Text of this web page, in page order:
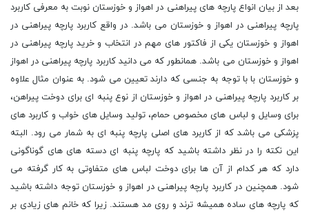
بعد از بیان انواع پارچه های پیراهنی در اهواز و خوزستان نوبت به معرفی کاربرد
پارچه پیراهنی در اهواز و خوزستان می باشد. در واقع کاربرد پارچه پیراهنی در
اهواز و خوزستان یکی از فاکتور های مهم در انتخاب و خرید پارچه پیراهنی در
اهواز و خوزستان می باشد. همانطور که می دانید کاربرد پارچه پیراهنی در اهواز
و خوزستان با با توجه به جنسی که دارند تعیین می شود. به عنوان مثال علاوه
بر کاربرد پارچه پیراهنی در اهواز و خوزستان از نوع پنبه ای برای دوخت پیراهن،
برای وسایل و لباس های مخصوص حمام، تولید وسایل های خواب و کاربرد های
پزشکی می باشد که از کاربرد های اصلی پارچه پنبه ای به شمار می رود. البته
این نکته را در نظر داشته باشید که پارچه پنبه ای دسته های های گوناگونی
دارد که هر کدام از آن ها برای دوخت لباس های متفاوتی به کار گرفته می
شود. همچنین در کاربرد پارچه پیراهنی در اهواز و خوزستان توجه داشته باشید
که پارچه های ساده همیشه ترند و روی مد هستند. زیرا که خانم های زیادی بر